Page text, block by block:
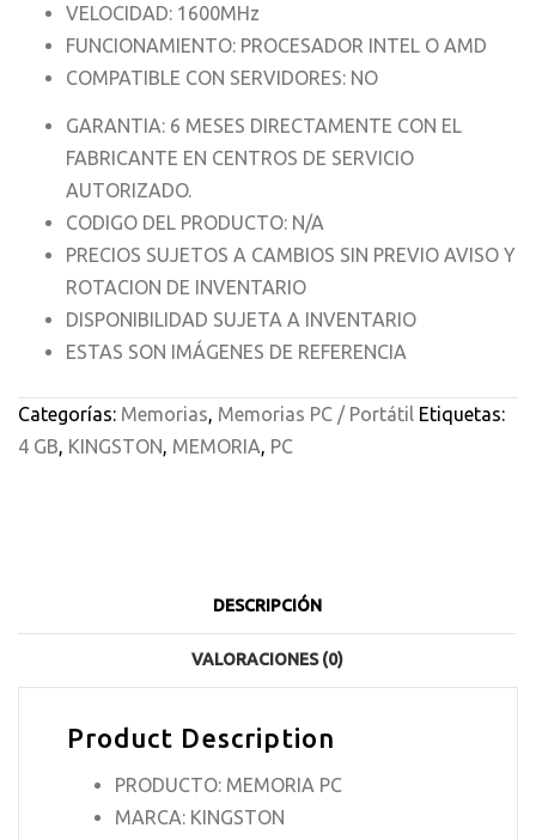
VELOCIDAD: 1600MHz
FUNCIONAMIENTO: PROCESADOR INTEL O AMD
COMPATIBLE CON SERVIDORES: NO
GARANTIA: 6 MESES DIRECTAMENTE CON EL
FABRICANTE EN CENTROS DE SERVICIO
AUTORIZADO.
CODIGO DEL PRODUCTO: N/A
PRECIOS SUJETOS A CAMBIOS SIN PREVIO AVISO Y
ROTACION DE INVENTARIO
DISPONIBILIDAD SUJETA A INVENTARIO
ESTAS SON IMÁGENES DE REFERENCIA
Categorías: Memorias, Memorias PC / Portátil Etiquetas:
4 GB, KINGSTON, MEMORIA, PC
DESCRIPCIÓN
VALORACIONES (0)
Product Description
PRODUCTO: MEMORIA PC
MARCA: KINGSTON